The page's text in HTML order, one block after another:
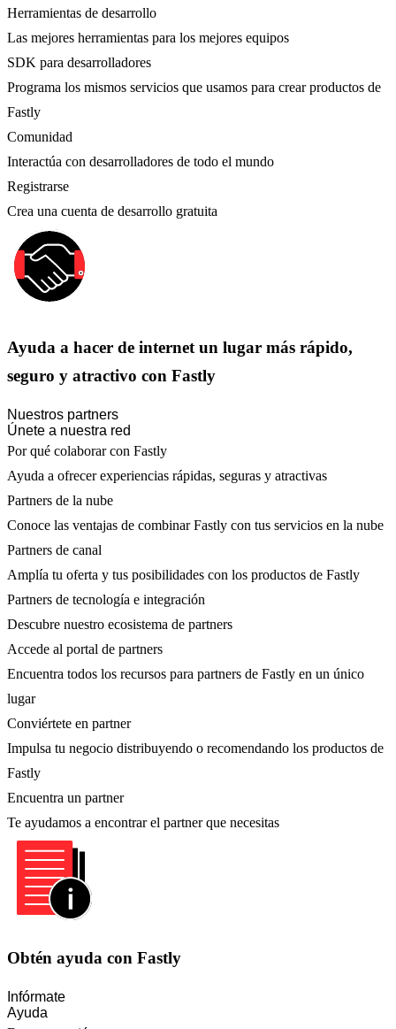
Herramientas de desarrollo
Las mejores herramientas para los mejores equipos
SDK para desarrolladores
Programa los mismos servicios que usamos para crear productos de
Fastly
Comunidad
Interactúa con desarrolladores de todo el mundo
Registrarse
Crea una cuenta de desarrollo gratuita
Ayuda a hacer de internet un lugar más rápido,
seguro y atractivo con Fastly
Nuestros partners
Únete a nuestra red
Por qué colaborar con Fastly
Ayuda a ofrecer experiencias rápidas, seguras y atractivas
Partners de la nube
Conoce las ventajas de combinar Fastly con tus servicios en la nube
Partners de canal
Amplía tu oferta y tus posibilidades con los productos de Fastly
Partners de tecnología e integración
Descubre nuestro ecosistema de partners
Accede al portal de partners
Encuentra todos los recursos para partners de Fastly en un único
lugar
Conviértete en partner
Impulsa tu negocio distribuyendo o recomendando los productos de
Fastly
Encuentra un partner
Te ayudamos a encontrar el partner que necesitas
Obtén ayuda con Fastly
Infórmate
Ayuda